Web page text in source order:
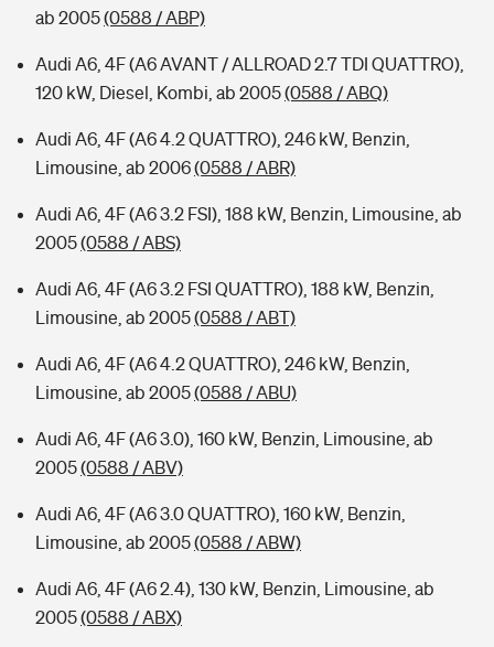
ab 2005(0588 / ABP)
Audi A6, 4F (A6 AVANT / ALLROAD 2.7 TDI QUATTRO),
120 kW, Diesel, Kombi, ab 2005(0588 / ABQ)
Audi A6, 4F (A6 4.2 QUATTRO), 246 kW, Benzin,
Limousine, ab 2006(0588 / ABR)
Audi A6, 4F (A6 3.2 FSI), 188 kW, Benzin, Limousine, ab
2005(0588 / ABS)
Audi A6, 4F (A6 3.2 FSI QUATTRO), 188 kW, Benzin,
Limousine, ab 2005(0588 / ABT)
Audi A6, 4F (A6 4.2 QUATTRO), 246 kW, Benzin,
Limousine, ab 2005(0588 / ABU)
Audi A6, 4F (A6 3.0), 160 kW, Benzin, Limousine, ab
2005(0588 / ABV)
Audi A6, 4F (A6 3.0 QUATTRO), 160 kW, Benzin,
Limousine, ab 2005(0588 / ABW)
Audi A6, 4F (A6 2.4), 130 kW, Benzin, Limousine, ab
2005(0588 / ABX)